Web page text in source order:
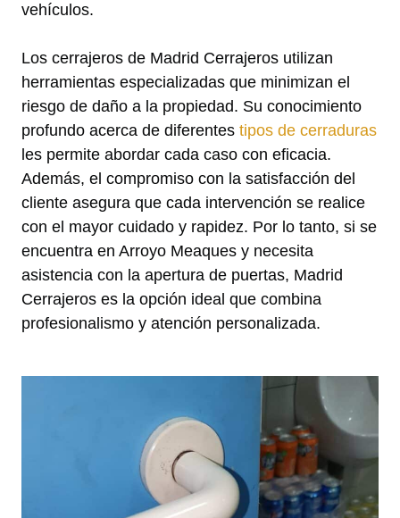
vehículos.
Los cerrajeros de Madrid Cerrajeros utilizan
herramientas especializadas que minimizan el
riesgo de daño a la propiedad. Su conocimiento
profundo acerca de diferentes tipos de cerraduras
les permite abordar cada caso con eficacia.
Además, el compromiso con la satisfacción del
cliente asegura que cada intervención se realice
con el mayor cuidado y rapidez. Por lo tanto, si se
encuentra en Arroyo Meaques y necesita
asistencia con la apertura de puertas, Madrid
Cerrajeros es la opción ideal que combina
profesionalismo y atención personalizada.